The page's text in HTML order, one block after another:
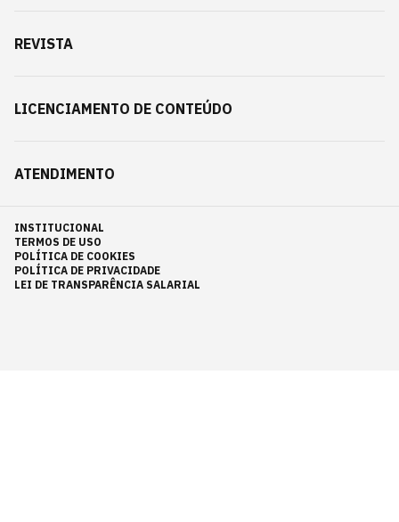
REVISTA
LICENCIAMENTO DE CONTEÚDO
ATENDIMENTO
INSTITUCIONAL
TERMOS DE USO
POLÍTICA DE COOKIES
POLÍTICA DE PRIVACIDADE
LEI DE TRANSPARÊNCIA SALARIAL